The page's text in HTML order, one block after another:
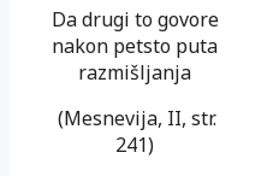
Da drugi to govore
nakon petsto puta
razmišljanja
(Mesnevija, II, str.
241)